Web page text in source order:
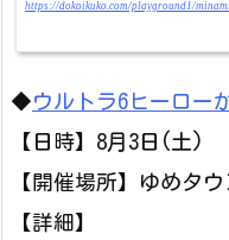
https://dokoikuko.com/playground1/
◆ウルトラ6ヒーロー
【日時】8月3日(土)
【開催場所】ゆめタ
【詳細】